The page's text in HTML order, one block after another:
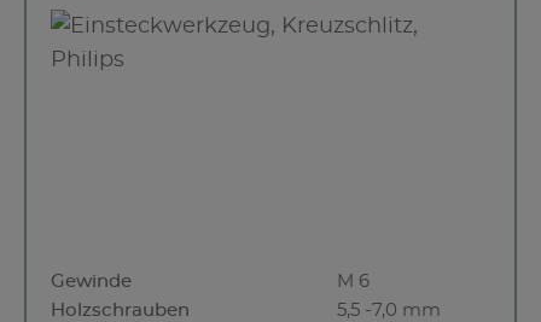
Gewinde
M 6
Holzschrauben
5,5 -7,0 mm